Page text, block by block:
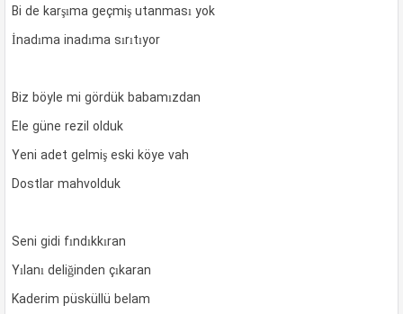
Bi de karşıma geçmiş utanması yok
İnadıma inadıma sırıtıyor
Biz böyle mi gördük babamızdan
Ele güne rezil olduk
Yeni adet gelmiş eski köye vah
Dostlar mahvolduk
Seni gidi fındıkkıran
Yılanı deliğinden çıkaran
Kaderim püsküllü belam